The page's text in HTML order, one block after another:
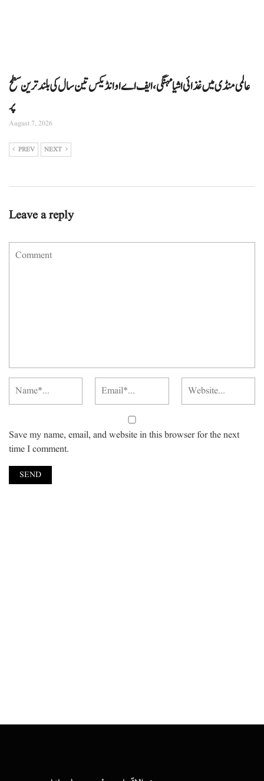
عالمی منڈی میں غذائی اشیا مہنگی، ایف اے او انڈیکس تین سال کی بلند ترین سطح
پر
August 7, 2026
PREV NEXT
Leave a reply
Save my name, email, and website in this browser for the next
time I comment.